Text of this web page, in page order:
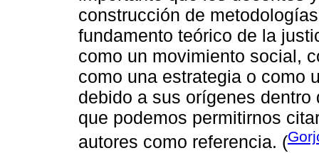
construcción de
fundamento teórico de la
como un movimiento social,
como una estrategia o como
debido a sus orígenes
que podemos permitirnos
autores como referencia. (